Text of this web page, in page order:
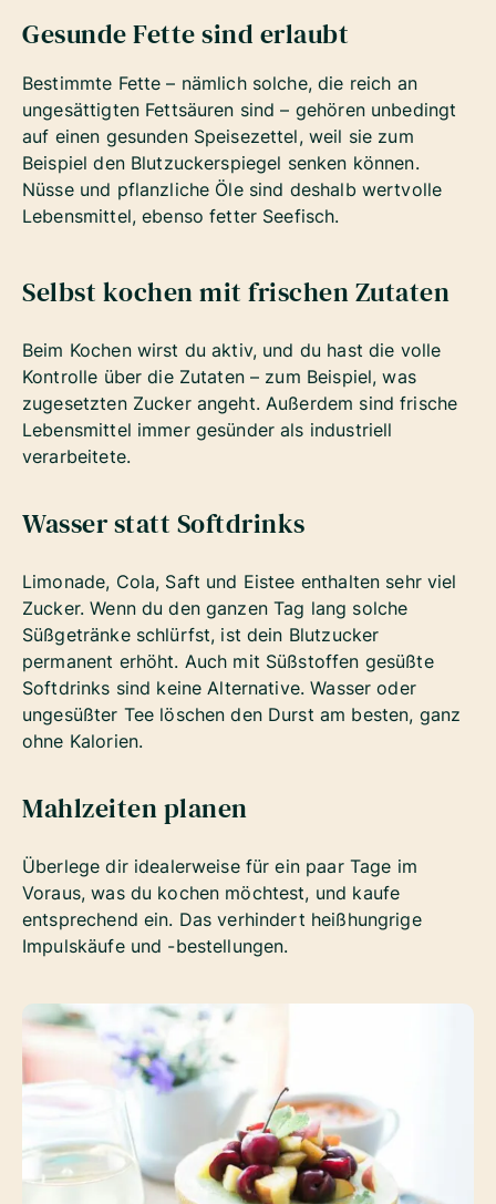
Gesunde Fette sind erlaubt
Bestimmte Fette – nämlich solche, die reich an
ungesättigten Fettsäuren sind – gehören unbedingt
auf einen gesunden Speisezettel, weil sie zum
Beispiel den Blutzuckerspiegel senken können.
Nüsse und pflanzliche Öle sind deshalb wertvolle
Lebensmittel, ebenso fetter Seefisch.
Selbst kochen mit frischen Zutaten
Beim Kochen wirst du aktiv, und du hast die volle
Kontrolle über die Zutaten – zum Beispiel, was
zugesetzten Zucker angeht. Außerdem sind frische
Lebensmittel immer gesünder als industriell
verarbeitete.
Wasser statt Softdrinks
Limonade, Cola, Saft und Eistee enthalten sehr viel
Zucker. Wenn du den ganzen Tag lang solche
Süßgetränke schlürfst, ist dein Blutzucker
permanent erhöht. Auch mit Süßstoffen gesüßte
Softdrinks sind keine Alternative. Wasser oder
ungesüßter Tee löschen den Durst am besten, ganz
ohne Kalorien.
Mahlzeiten planen
Überlege dir idealerweise für ein paar Tage im
Voraus, was du kochen möchtest, und kaufe
entsprechend ein. Das verhindert heißhungrige
Impulskäufe und -bestellungen.